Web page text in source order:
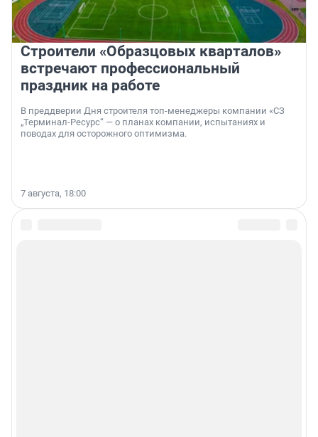
Строители «Образцовых кварталов»
встречают профессиональный
праздник на работе
В преддверии Дня строителя топ-менеджеры компании «СЗ
„Терминал-Ресурс“ — о планах компании, испытаниях и
поводах для осторожного оптимизма.
7 августа, 18:00